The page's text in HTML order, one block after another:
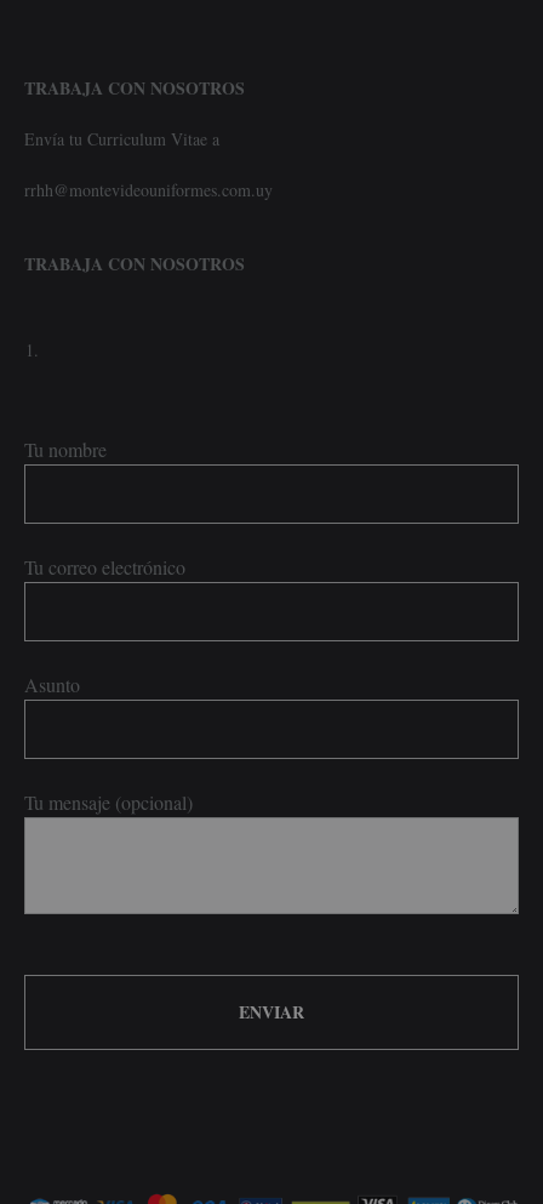
TRABAJA CON NOSOTROS
Envía tu Curriculum Vitae a
rrhh@montevideouniformes.com.uy
TRABAJA CON NOSOTROS
Tu nombre
Tu correo electrónico
Asunto
Tu mensaje (opcional)